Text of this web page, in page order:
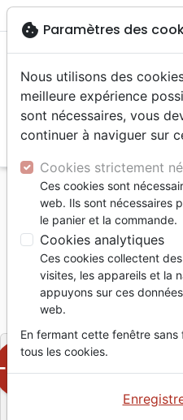
menu
Accueil Jeunesse
6 -
TON PRODIGIEUX
TON PRODIGIEUX
JACOBSON MATT & LISA
RéférenceVIDA9198 EAN
Editeur Vida
50%
cookie Paramètres des
Nous utilisons des
meilleure expérience
sont nécessaires, vous
continuer à naviguer sur
Cookies strictement
Ces cookies sont
web. Ils sont nécessaires
le panier et la commande.
Cookies analytiques
Ces cookies collectent
visites, les appareils et la
appuyons sur ces
web.
En fermant cette fenêtre
tous les cookies.